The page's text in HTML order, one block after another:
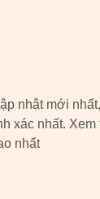
nhật mới
xác nhất.
nhất